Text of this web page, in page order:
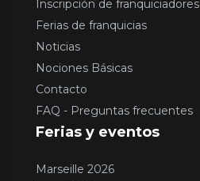
Inscripción de franquiciadores
Ferias de franquicias
Noticias
Nociones Básicas
Contacto
FAQ - Preguntas frecuentes
Ferias y eventos
Marseille 2026